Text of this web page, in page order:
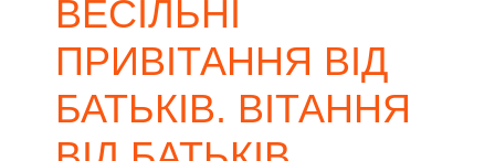
ВЕСІЛЬНІ
ПРИВІТАННЯ ВІД
БАТЬКІВ. ВІТАННЯ